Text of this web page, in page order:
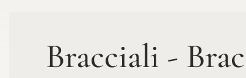
Bracciali -